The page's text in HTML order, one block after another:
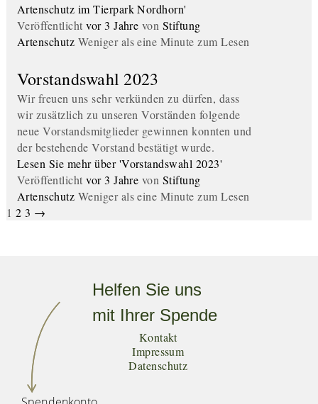
Artenschutz im Tierpark Nordhorn'
Veröffentlichtvor 3 Jahre von Stiftung
Artenschutz Weniger als eine Minute zum Lesen
Vorstandswahl 2023
Wir freuen uns sehr verkünden zu dürfen, dass
wir zusätzlich zu unseren Vorständen folgende
neue Vorstandsmitglieder gewinnen konnten und
der bestehende Vorstand bestätigt wurde.
Lesen Sie mehr über 'Vorstandswahl 2023'
Veröffentlichtvor 3 Jahre von Stiftung
Artenschutz Weniger als eine Minute zum Lesen
1 2 3 →
Helfen Sie uns
mit Ihrer Spende
Kontakt
Impressum
Datenschutz